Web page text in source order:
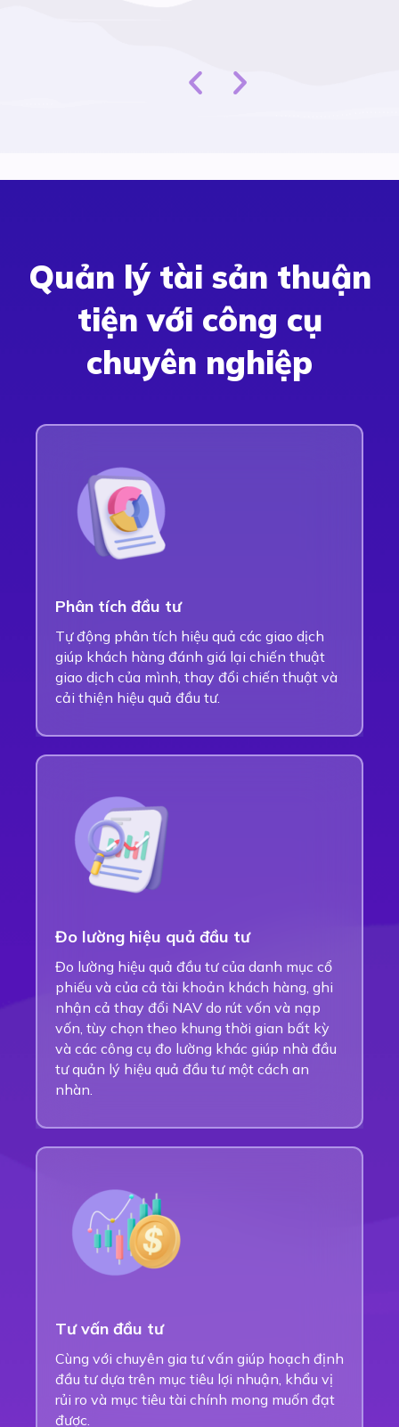
Quản lý tài sản thuận
tiện với công cụ
chuyên nghiệp
Phân tích đầu tư
Tự động phân tích hiệu quả các giao dịch
giúp khách hàng đánh giá lại chiến thuật
giao dịch của mình, thay đổi chiến thuật và
cải thiện hiệu quả đầu tư.
Đo lường hiệu quả đầu tư
Đo lường hiệu quả đầu tư của danh mục cổ
phiếu và của cả tài khoản khách hàng, ghi
nhận cả thay đổi NAV do rút vốn và nạp
vốn, tùy chọn theo khung thời gian bất kỳ
và các công cụ đo lường khác giúp nhà đầu
tư quản lý hiệu quả đầu tư một cách an
nhàn.
Tư vấn đầu tư
Cùng với chuyên gia tư vấn giúp hoạch định
đầu tư dựa trên mục tiêu lợi nhuận, khẩu vị
rủi ro và mục tiêu tài chính mong muốn đạt
được.